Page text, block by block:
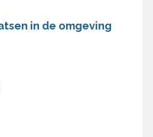
in de omgeving